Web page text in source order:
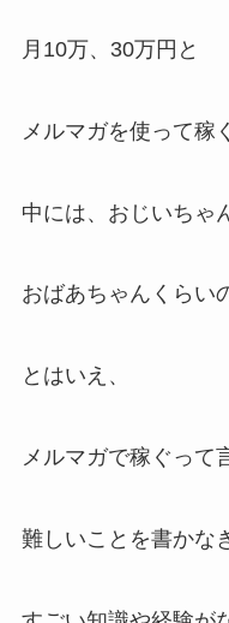
月10万、30万円と
メルマガを使って稼
中には、おじいちゃ
おばあちゃんくらい
とはいえ、
メルマガで稼ぐって
難しいことを書かな